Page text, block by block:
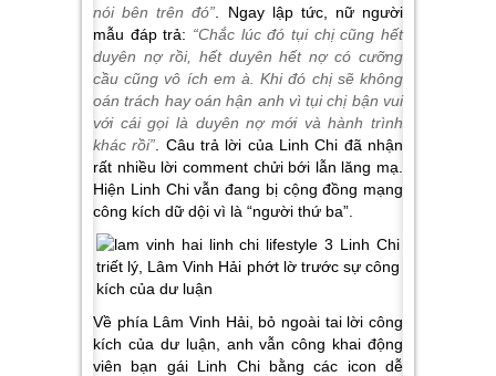
nói bên trên đó” . Ngay lập tức, nữ người
mẫu đáp trả: “Chắc lúc đó tụi chị cũng hết
duyên nợ rồi, hết duyên hết nợ có cưỡng
cầu cũng vô ích em à. Khi đó chị sẽ không
oán trách hay oán hận anh vì tụi chị bận vui
với cái gọi là duyên nợ mới và hành trình
khác rồi” . Câu trả lời của Linh Chi đã nhận
rất nhiều lời comment chửi bới lẫn lăng mạ.
Hiện Linh Chi vẫn đang bị cộng đồng mạng
công kích dữ dội vì là “người thứ ba”.
Về phía Lâm Vinh Hải, bỏ ngoài tai lời công
kích của dư luận, anh vẫn công khai động
viên bạn gái Linh Chi bằng các icon dễ